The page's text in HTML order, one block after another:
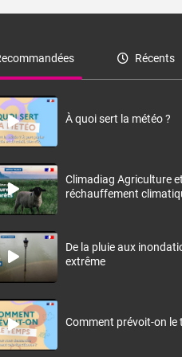
Récents
À quoi sert la météo ?
Climadiag Agriculture
réchauffement
De la pluie aux
extrême
Comment prévoit-on le